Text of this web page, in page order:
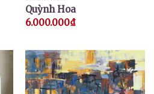
Quỳnh Hoa
6.000.000₫